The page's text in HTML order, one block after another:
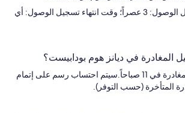
وقت بدء تسجيل الوصول: 3 عصراً؛ وقت انتهاء تسجيل الوصول: أي
المغادرة في ديانز هوم بودابيست؟
وقت تسجيل المغادرة في 11 صباحاً.سيتم احتساب رسم على إتمام
المتأخرة (حسب التوفر).